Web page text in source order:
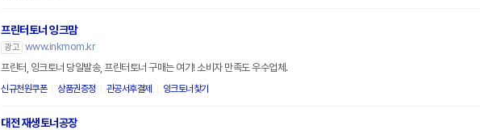
프린터토너 잉크맘
광고 www.inkmom.kr
프린터, 잉크토너 당일발송, 프린터토너 구매는 여기! 소비자 만족도 우수업체.
신규천원쿠폰 상품권증정 관공서후결제 잉크토너찿기
대전 재생토너공장